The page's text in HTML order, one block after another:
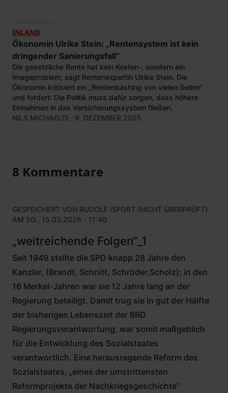
INLAND
Ökonomin Ulrike Stein: „Rentensystem ist kein
dringender Sanierungsfall“
Die gesetzliche Rente hat kein Kosten-, sondern ein
Imageproblem, sagt Rentenexpertin Ulrike Stein. Die
Ökonomin kritisiert ein „Rentenbashing von vielen Seiten“
und fordert: Die Politik muss dafür sorgen, dass höhere
Einnahmen in das Versicherungssystem fließen.
NILS MICHAELIS · 9. DEZEMBER 2025
8 Kommentare
GESPEICHERT VON RUDOLF ISFORT (NICHT ÜBERPRÜFT)
AM SO., 15.03.2026 - 11:40
„weitreichende Folgen“_1
Seit 1949 stellte die SPD knapp 28 Jahre den
Kanzler, (Brandt, Schnitt, Schröder,Scholz); in den
16 Merkel-Jahren war sie 12 Jahre lang an der
Regierung beteiligt. Damit trug sie in gut der Hälfte
der bisherigen Lebenszeit der BRD
Regierungsverantwortung, war somit maßgeblich
für die Entwicklung des Sozialstaates
verantwortlich. Eine herausragende Reform des
Sozialstaates, „eines der umstrittensten
Reformprojekte der Nachkriegsgeschichte“